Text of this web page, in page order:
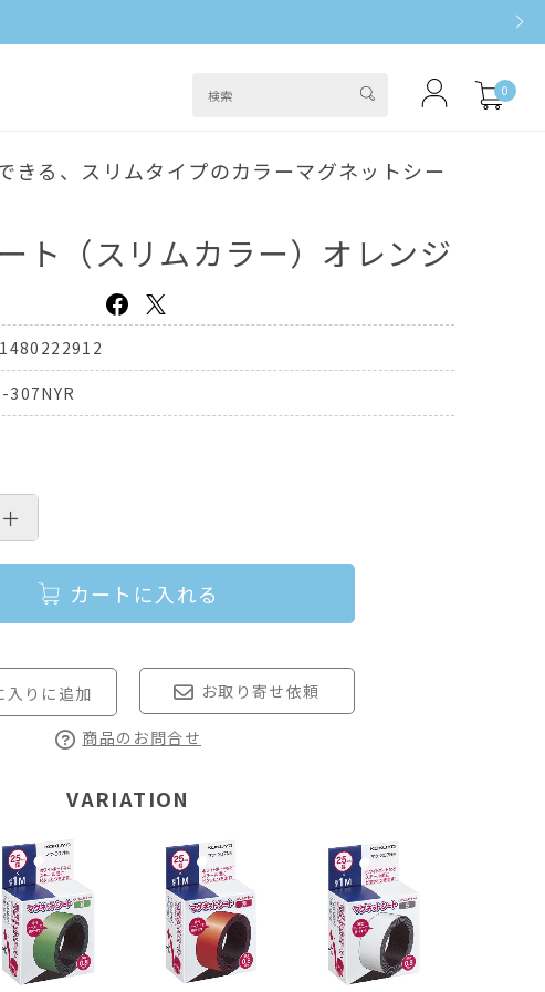
0
きる、スリムタイプのカラーマグネットシー
ト（スリムカラー）オレンジ
307NYR
＋
カートに入れる
お取り寄せ依頼
商品のお問合せ
VARIATION